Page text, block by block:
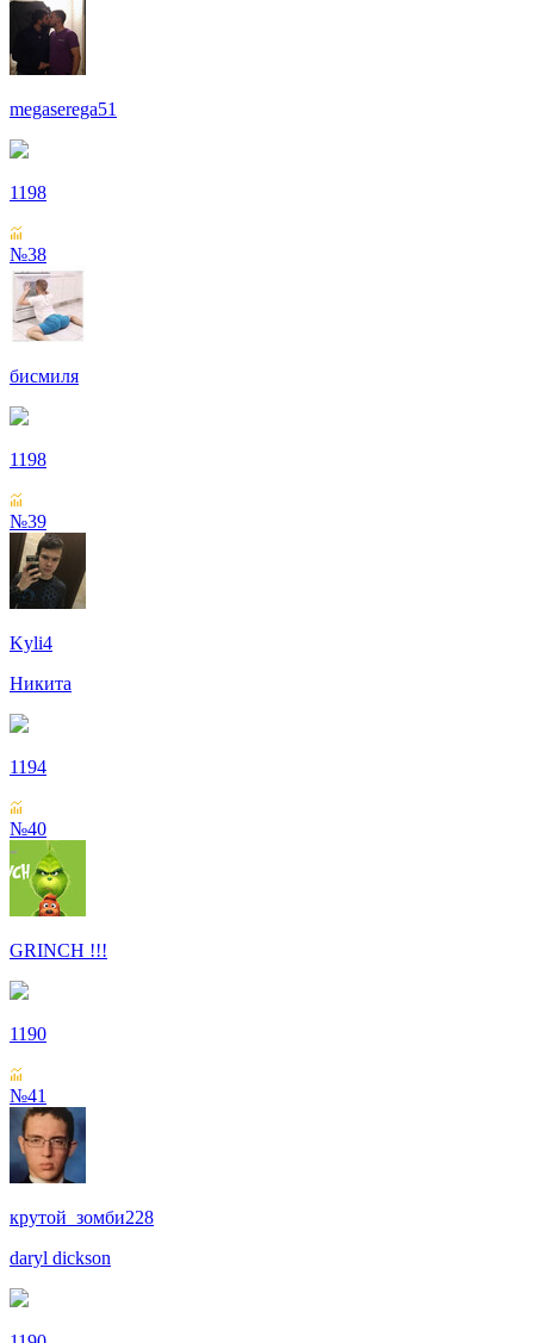
megaserega51
1198
№38
бисмиля
1198
№39
Kyli4
Никита
1194
№40
GRINCH !!!
1190
№41
крутой_зомби228
daryl dickson